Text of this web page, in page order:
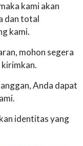
kami akan
dan total
kami.
mohon segera
kirimkan.
Anda dapat
identitas yang